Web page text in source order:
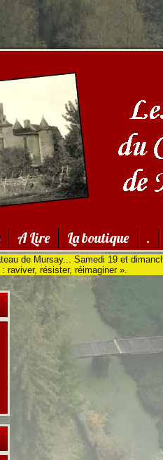
A Lire La boutique .
de Mursay... Samedi 19 et
raviver, résister, réimaginer ».